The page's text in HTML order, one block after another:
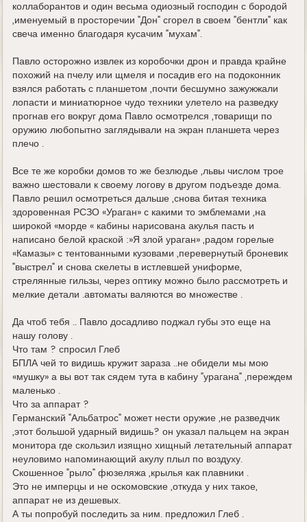
коллаборантов и один весьма одиозный господин с бородой
,именуемый в просторечии "Дон" сгорел в своем "бентли" как
свеча именно благодаря кусачим "мухам".
Павло осторожно извлек из коробочки дрон и правда крайне
похожий на пчелу или щмеля и посадив его на подоконник
взялся работать с планшетом ,почти бесшумно зажужжали
лопасти и миниатюрное чудо техники улетело на разведку
прогнав его вокруг дома Павло осмотрелся ,товарищи по
оружию любопытно заглядывали на экран планшета через
плечо .
Все те же коробки домов то же безлюдье ,львы числом трое
важно шестовали к своему логову в другом подъезде дома.
Павло решил осмотреться дальше ,снова битая техника
здоровенная РСЗО «Ураган» с какими то эмблемами ,на
широкой «морде « кабины нарисована акулья пасть и
написано белой краской :»Я злой ураган» ,радом горелые
«Камазы» с тентованными кузовами ,перевернутый броневик
"выстрел" и снова скелеты в истлевшей униформе,
стрелянные гильзы, через оптику можно было рассмотреть и
мелкие детали .автоматы валяются во множестве .
Да чтоб тебя .. Павло досадливо поджал губы это еще на
нашу голову .
Что там ? спросил Глеб
БПЛА чей то видишь кружит зараза ..не обидели мы мою
«мушку» а вы вот так сядем тута в кабину "урагана" ,переждем
маленько .
Что за аппарат ?
Германский "Альбатрос" может нести оружие ,не разведчик
,этот большой ударный видишь? он указал пальцем на экран
монитора где скользил изящно хищный летательный аппарат
неуловимо напоминающий акулу плыл по воздуху.
Скошенное "рыло" фюзеляжа ,крылья как плавники .
Это не имперцы и не оскомовские ,откуда у них такое,
аппарат не из дешевых.
А ты попробуй последить за ним. предложил Глеб .